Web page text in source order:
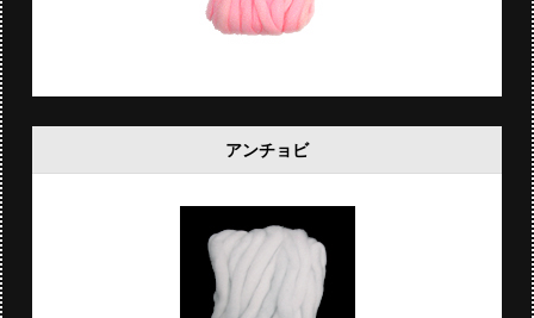
アンチョビ